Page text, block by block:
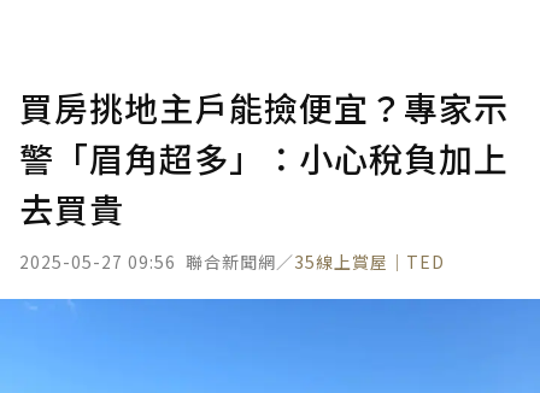
買房挑地主戶能撿便宜？專家示
警「眉角超多」：小心稅負加上
去買貴
2025-05-27 09:56 聯合新聞網／35線上賞屋｜TED